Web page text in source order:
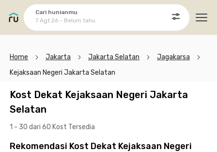
Cari hunianmu
7 Agt 26 - Belum tahu
Home Jakarta Jakarta Selatan
Jagakarsa
Kejaksaan Negeri Jakarta Selatan
Kost Dekat Kejaksaan Negeri Jakarta
Selatan
1 - 30 dari 60 Kost Tersedia
Rekomendasi Kost Dekat Kejaksaan Negeri